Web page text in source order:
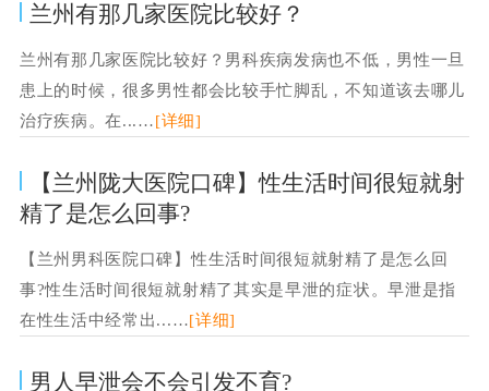
兰州有那几家医院比较好？
兰州有那几家医院比较好？男科疾病发病也不低，男性一旦
患上的时候，很多男性都会比较手忙脚乱，不知道该去哪儿
治疗疾病。在...…[详细]
【兰州陇大医院口碑】性生活时间很短就射
精了是怎么回事?
【兰州男科医院口碑】性生活时间很短就射精了是怎么回
事?性生活时间很短就射精了其实是早泄的症状。早泄是指
在性生活中经常出...…[详细]
男人早泄会不会引发不育?